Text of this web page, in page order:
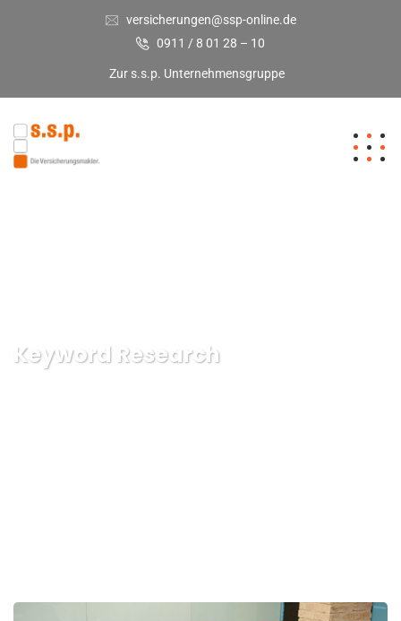
versicherungen@ssp-online.de
0911 / 8 01 28 – 10
Zur s.s.p. Unternehmensgruppe
Keyword Research